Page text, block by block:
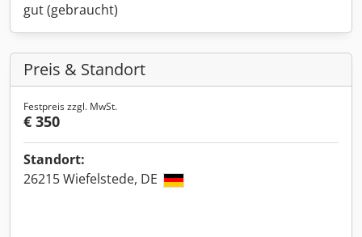
gut (gebraucht)
Preis & Standort
Festpreis zzgl. MwSt.
€ 350
Standort:
26215 Wiefelstede, DE